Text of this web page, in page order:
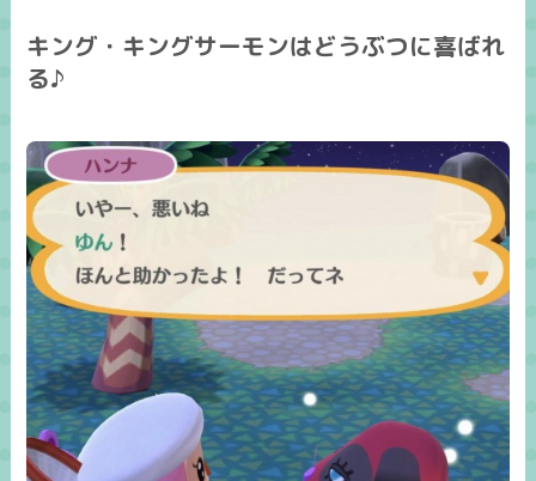
キング・キングサーモンはどうぶつに喜ばれ
る♪